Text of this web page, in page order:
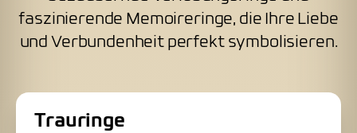
faszinierende Memoireringe, die Ihre Liebe
und Verbundenheit perfekt symbolisieren.
Trauringe